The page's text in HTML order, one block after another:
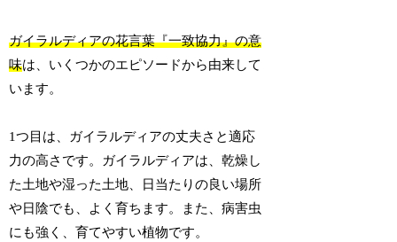
ガイラルディアの花言葉『一致協力』の意
味は、いくつかのエピソードから由来して
います。
1つ目は、ガイラルディアの丈夫さと適応
力の高さです。ガイラルディアは、乾燥し
た土地や湿った土地、日当たりの良い場所
や日陰でも、よく育ちます。また、病害虫
にも強く、育てやすい植物です。